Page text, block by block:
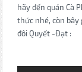
hãy đến quán Cà
thức nhé, còn bây
đôi Quyết -Đạt :